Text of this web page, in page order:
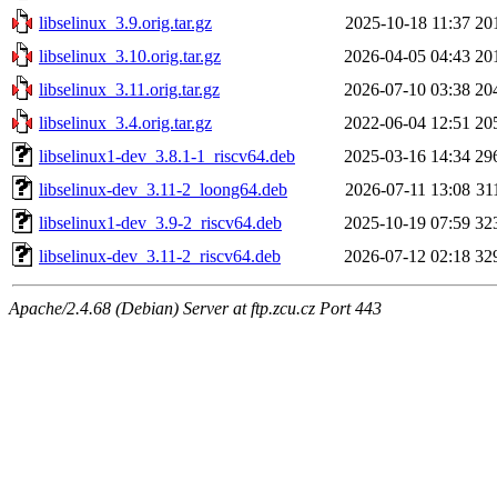
libselinux_3.9.orig.tar.gz
2025-10-18 11:37
libselinux_3.10.orig.tar.gz
2026-04-05 04:43
libselinux_3.11.orig.tar.gz
2026-07-10 03:38
libselinux_3.4.orig.tar.gz
2022-06-04 12:51
libselinux1-dev_3.8.1-1_riscv64.deb
2025-03-16 14:34
libselinux-dev_3.11-2_loong64.deb
2026-07-11 13:08
libselinux1-dev_3.9-2_riscv64.deb
2025-10-19 07:59
libselinux-dev_3.11-2_riscv64.deb
2026-07-12 02:18
Apache/2.4.68 (Debian) Server at ftp.zcu.cz Port 443